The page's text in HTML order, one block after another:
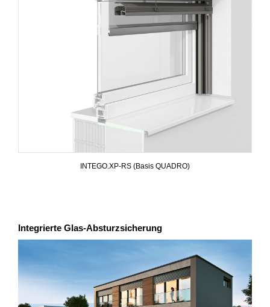
INTEGO.XP-RS (Basis QUADRO)
Integrierte Glas-Absturzsicherung